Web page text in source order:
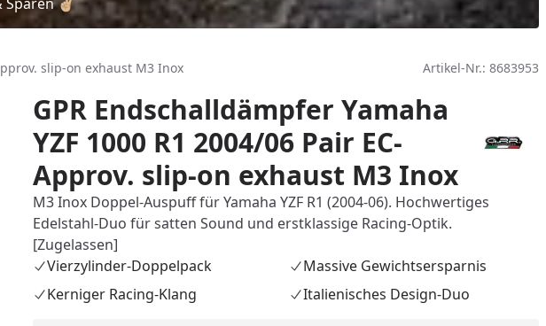
slip-on exhaust M3 Inox Artikel-Nr.: 8683953
GPR Endschalldämpfer Yamaha
YZF 1000 R1 2004/06 Pair EC-
Approv. slip-on exhaust M3 Inox
M3 Inox Doppel-Auspuff für Yamaha YZF R1 (2004-06). Hochwertiges
Edelstahl-Duo für satten Sound und erstklassige Racing-Optik.
[Zugelassen]
Vierzylinder-Doppelpack
Massive Gewichtsersparnis
Kerniger Racing-Klang
Italienisches Design-Duo